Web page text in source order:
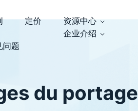
定价
资源中心
企业介绍
问题
du portage